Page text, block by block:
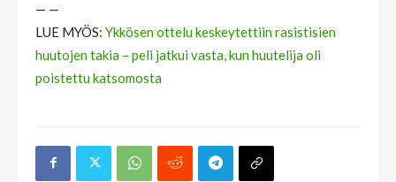
— —
LUE MYÖS: Ykkösen ottelu keskeytettiin rasistisien
huutojen takia – peli jatkui vasta, kun huutelija oli
poistettu katsomosta